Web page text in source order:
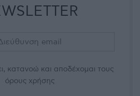
κατανοώ και αποδέχομαι τους
όρους χρήσης